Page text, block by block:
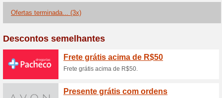
Ganhe um
100% funcionou